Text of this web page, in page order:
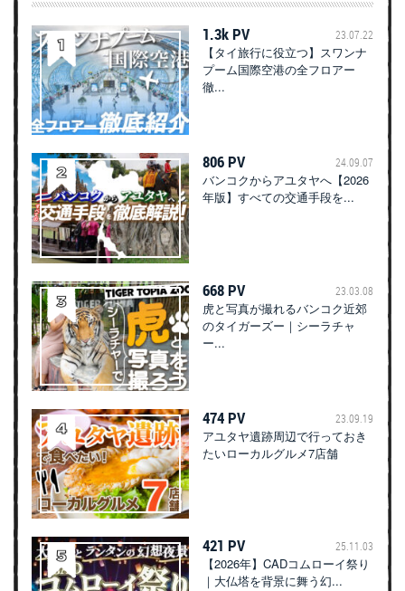
1.3k PV 23.07.22
【タイ旅行に役立つ】スワンナ
プーム国際空港の全フロアー
徹...
806 PV 24.09.07
バンコクからアユタヤへ【2026
年版】すべての交通手段を...
668 PV 23.03.08
虎と写真が撮れるバンコク近郊
のタイガーズー｜シーラチャ
ー...
474 PV 23.09.19
アユタヤ遺跡周辺で行っておき
たいローカルグルメ7店舗
421 PV 25.11.03
【2026年】CADコムローイ祭り
｜大仏塔を背景に舞う幻...